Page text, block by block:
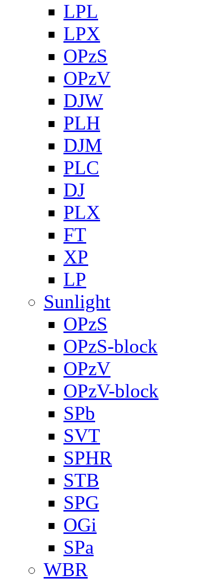
LPL
LPX
OPzS
OPzV
DJW
PLH
DJM
PLC
DJ
PLX
FT
XP
LP
Sunlight
OPzS
OPzS-block
OPzV
OPzV-block
SPb
SVT
SPHR
STB
SPG
OGi
SPa
WBR